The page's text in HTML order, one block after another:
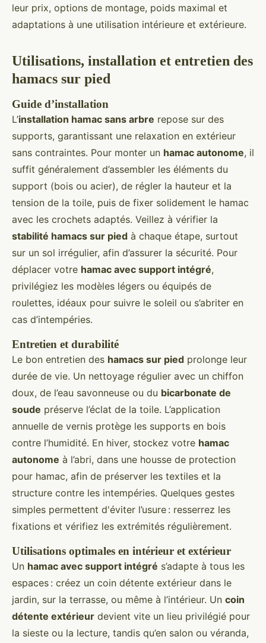
leur prix, options de montage, poids maximal et
adaptations à une utilisation intérieure et extérieure.
Utilisations, installation et entretien des
hamacs sur pied
Guide d’installation
L’installation hamac sans arbre repose sur des
supports, garantissant une relaxation en extérieur
sans contraintes. Pour monter un hamac autonome, il
suffit généralement d’assembler les éléments du
support (bois ou acier), de régler la hauteur et la
tension de la toile, puis de fixer solidement le hamac
avec les crochets adaptés. Veillez à vérifier la
stabilité hamacs sur pied à chaque étape, surtout
sur un sol irrégulier, afin d’assurer la sécurité. Pour
déplacer votre hamac avec support intégré,
privilégiez les modèles légers ou équipés de
roulettes, idéaux pour suivre le soleil ou s’abriter en
cas d’intempéries.
Entretien et durabilité
Le bon entretien des hamacs sur pied prolonge leur
durée de vie. Un nettoyage régulier avec un chiffon
doux, de l’eau savonneuse ou du bicarbonate de
soude préserve l’éclat de la toile. L’application
annuelle de vernis protège les supports en bois
contre l’humidité. En hiver, stockez votre hamac
autonome à l’abri, dans une housse de protection
pour hamac, afin de préserver les textiles et la
structure contre les intempéries. Quelques gestes
simples permettent d'éviter l’usure : resserrez les
fixations et vérifiez les extrémités régulièrement.
Utilisations optimales en intérieur et extérieur
Un hamac avec support intégré s’adapte à tous les
espaces : créez un coin détente extérieur dans le
jardin, sur la terrasse, ou même à l’intérieur. Un coin
détente extérieur devient vite un lieu privilégié pour
la sieste ou la lecture, tandis qu’en salon ou véranda,